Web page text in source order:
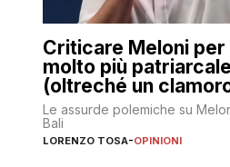
Criticare Meloni per
molto più
(oltreché un
Le assurde polemiche su
Bali
LORENZO TOSA-OPINIONI